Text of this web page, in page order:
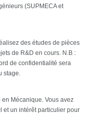
(SUPMECA et
des études de pièces
de R&D en cours. N.B :
de confidentialité sera
stage.
Mécanique. Vous avez
et un intérêt particulier pour